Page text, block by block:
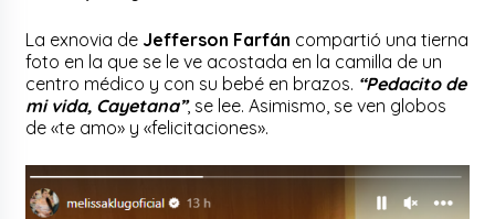
La exnovia de Jefferson Farfán compartió una tierna
foto en la que se le ve acostada en la camilla de un
centro médico y con su bebé en brazos. “Pedacito de
mi vida, Cayetana”, se lee. Asimismo, se ven globos
de «te amo» y «felicitaciones».